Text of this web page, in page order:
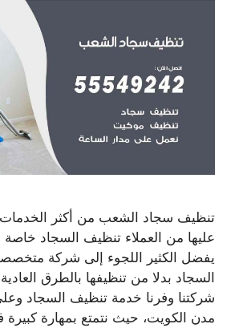
تنظيف سجاد الشعب من أكثر الخدمات
عليها من العملاء تنظيف السجاد
يفضل الكثير اللجوء إلى شركة
السجاد بدلا من تنظيفها بالطرق
شركتنا وفرنا خدمة تنظيف السجاد
مدن الكويت، حيث نتمتع بمهارة